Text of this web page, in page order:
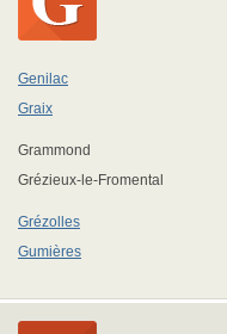
Genilac
Graix
Grammond
Grézieux-le-Fromental
Grézolles
Gumières